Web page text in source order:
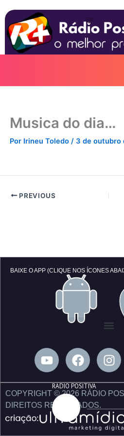
para
conteúdo
Musica do dia…
Por Irineu Toledo / 3 de outubro
PREVIOUS
BAIXE O APP (CLIQUE NOS ÍCONES
Y
o
t
u
b
e
F
a
e
b
o
o
I
n
t
g
r
COPYRIGHT © 2026 RÁDIO
DIREITOS RESERVADOS.
RÁDIO POSITIVA